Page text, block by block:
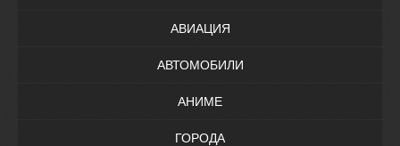
АВИАЦИЯ
АВТОМОБИЛИ
АНИМЕ
ГОРОДА